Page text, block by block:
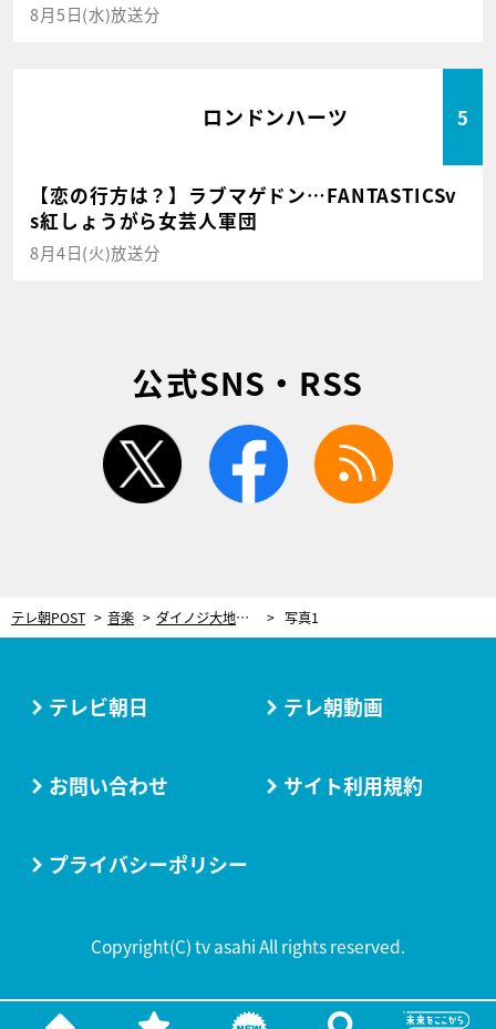
8月5日(水)放送分
ロンドンハーツ 5
【恋の行方は？】ラブマゲドン…FANTASTICSv
s紅しょうがら女芸人軍団
8月4日(火)放送分
公式SNS・RSS
twitter facebook
テレ朝POST 音楽 ダイノジ大地、“全力ヘドバン”にスタジオ驚がく！「春の3大音楽フェス」を徹底解剖 写真1
テレビ朝日 テレ朝動画
お問い合わせ サイト利用規約
プライバシーポリシー
Copyright(C) tv asahi All rights reserved.